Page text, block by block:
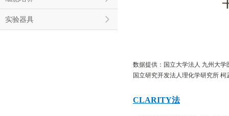
实验器具
数据提供：国立大学法人 九州大
国立研究开发法人理化学研究所 柯
CLARITY法